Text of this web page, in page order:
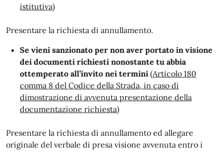
istitutiva)
Presentare la richiesta di annullamento.
Se vieni sanzionato per non aver portato in visione
dei documenti richiesti nonostante tu abbia
ottemperato all’invito nei termini (Articolo 180
comma 8 del Codice della Strada, in caso di
dimostrazione di avvenuta presentazione della
documentazione richiesta)
Presentare la richiesta di annullamento ed allegare
originale del verbale di presa visione avvenuta entro i